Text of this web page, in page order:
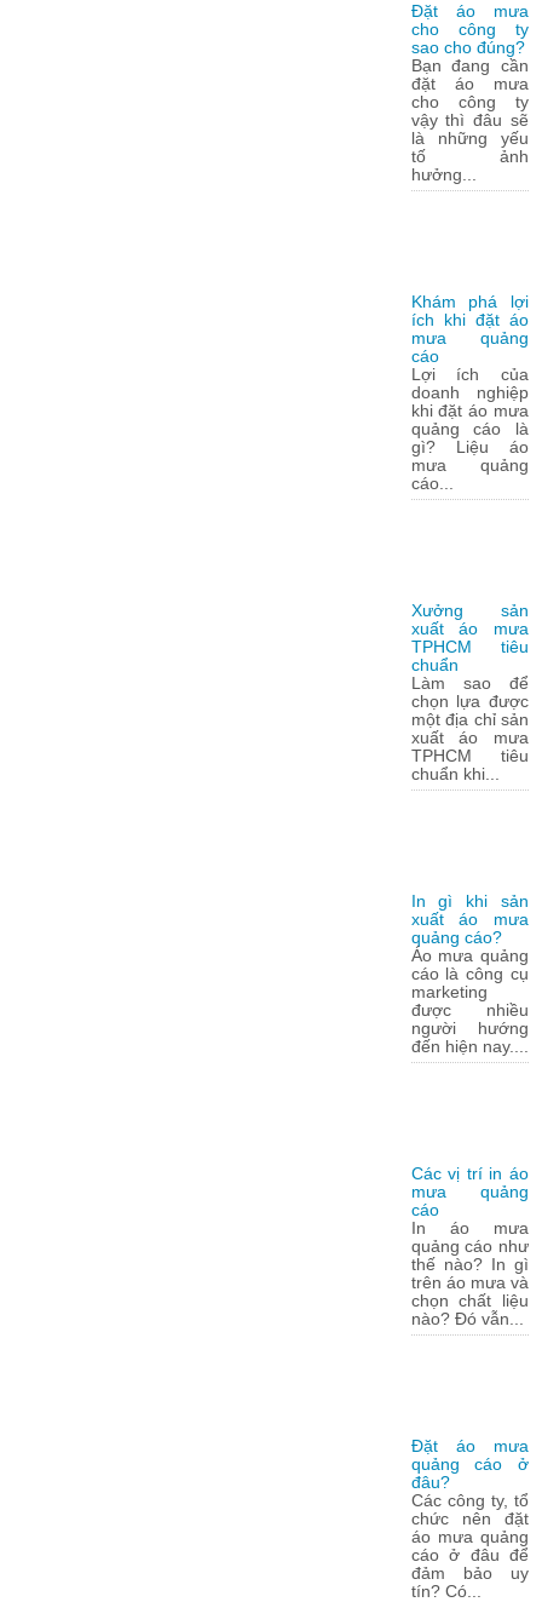
Đặt áo mưa
cho công ty
sao cho đúng?
Bạn đang cần
đặt áo mưa
cho công ty
vậy thì đâu sẽ
là những yếu
tố ảnh
hưởng...
Khám phá lợi
ích khi đặt áo
mưa quảng
cáo
Lợi ích của
doanh nghiệp
khi đặt áo mưa
quảng cáo là
gì? Liệu áo
mưa quảng
cáo...
Xưởng sản
xuất áo mưa
TPHCM tiêu
chuẩn
Làm sao để
chọn lựa được
một địa chỉ sản
xuất áo mưa
TPHCM tiêu
chuẩn khi...
In gì khi sản
xuất áo mưa
quảng cáo?
Áo mưa quảng
cáo là công cụ
marketing
được nhiều
người hướng
đến hiện nay....
Các vị trí in áo
mưa quảng
cáo
In áo mưa
quảng cáo như
thế nào? In gì
trên áo mưa và
chọn chất liệu
nào? Đó vẫn...
Đặt áo mưa
quảng cáo ở
đâu?
Các công ty, tổ
chức nên đặt
áo mưa quảng
cáo ở đâu để
đảm bảo uy
tín? Có...